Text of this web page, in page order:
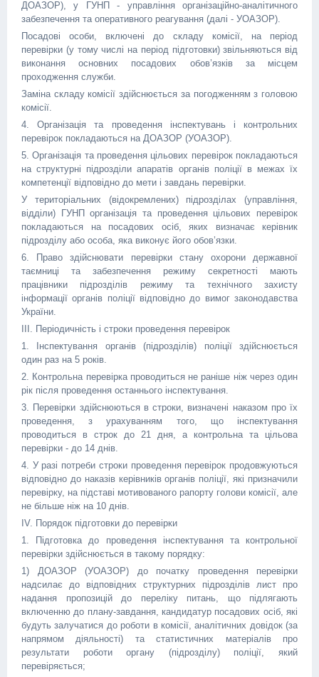
ДОАЗОР), у ГУНП - управління організаційно-аналітичного
забезпечення та оперативного реагування (далі - УОАЗОР).
Посадові особи, включені до складу комісії, на період
перевірки (у тому числі на період підготовки) звільняються від
виконання основних посадових обов’язків за місцем
проходження служби.
Заміна складу комісії здійснюється за погодженням з головою
комісії.
4. Організація та проведення інспектувань і контрольних
перевірок покладаються на ДОАЗОР (УОАЗОР).
5. Організація та проведення цільових перевірок покладаються
на структурні підрозділи апаратів органів поліції в межах їх
компетенції відповідно до мети і завдань перевірки.
У територіальних (відокремлених) підрозділах (управління,
відділи) ГУНП організація та проведення цільових перевірок
покладаються на посадових осіб, яких визначає керівник
підрозділу або особа, яка виконує його обов’язки.
6. Право здійснювати перевірки стану охорони державної
таємниці та забезпечення режиму секретності мають
працівники підрозділів режиму та технічного захисту
інформації органів поліції відповідно до вимог законодавства
України.
III. Періодичність і строки проведення перевірок
1. Інспектування органів (підрозділів) поліції здійснюється
один раз на 5 років.
2. Контрольна перевірка проводиться не раніше ніж через один
рік після проведення останнього інспектування.
3. Перевірки здійснюються в строки, визначені наказом про їх
проведення, з урахуванням того, що інспектування
проводиться в строк до 21 дня, а контрольна та цільова
перевірки - до 14 днів.
4. У разі потреби строки проведення перевірок продовжуються
відповідно до наказів керівників органів поліції, які призначили
перевірку, на підставі мотивованого рапорту голови комісії, але
не більше ніж на 10 днів.
IV. Порядок підготовки до перевірки
1. Підготовка до проведення інспектування та контрольної
перевірки здійснюється в такому порядку:
1) ДОАЗОР (УОАЗОР) до початку проведення перевірки
надсилає до відповідних структурних підрозділів лист про
надання пропозицій до переліку питань, що підлягають
включенню до плану-завдання, кандидатур посадових осіб, які
будуть залучатися до роботи в комісії, аналітичних довідок (за
напрямом діяльності) та статистичних матеріалів про
результати роботи органу (підрозділу) поліції, який
перевіряється;